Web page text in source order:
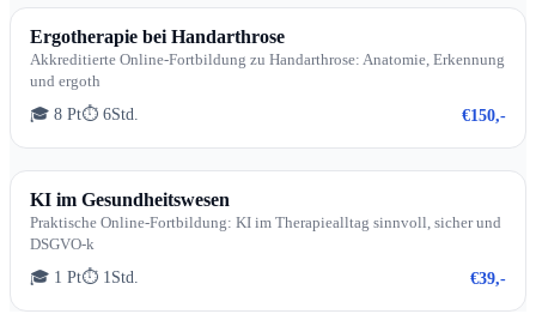
Ergotherapie bei Handarthrose
Akkreditierte Online-Fortbildung zu Handarthrose: Anatomie, Erkennung
und ergoth
🎓 8 Pt⏱ 6Std. €150,-
KI im Gesundheitswesen
Praktische Online-Fortbildung: KI im Therapiealltag sinnvoll, sicher und
DSGVO-k
🎓 1 Pt⏱ 1Std. €39,-